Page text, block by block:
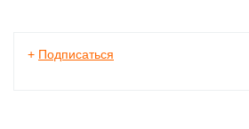
+ Подписаться